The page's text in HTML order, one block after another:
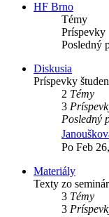
HF Brno
Témy
Príspevky
Posledný
Diskusia
Príspevky
2 Témy
3
Posledný
Po Feb
Materiály
Texty zo
3 Témy
3